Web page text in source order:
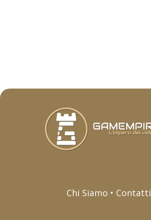
Chi Siamo • Contatti